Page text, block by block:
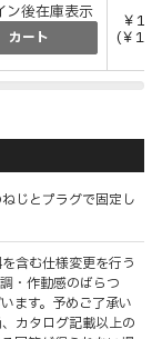
ン後在庫表示
カート
￥
(￥
じとプラグで固定し
含む仕様変更を行う
・作動感のばらつ
ます。予めご了承い
カタログ記載以上の